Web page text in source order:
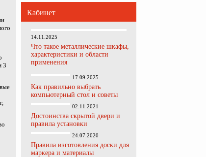
Кабинет
14.11.2025
Что такое металлические шкафы,
характеристики и области
применения
17.09.2025
Как правильно выбрать
компьютерный стол и советы
02.11.2021
Достоинства скрытой двери и
правила установки
24.07.2020
Правила изготовления доски для
маркера и материалы
3